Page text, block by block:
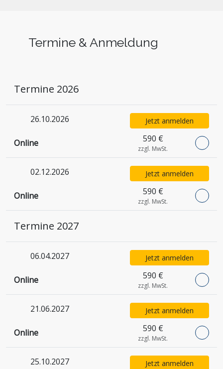
Termine & Anmeldung
Termine 2026
26.10.2026
Online 590 €
zzgl. MwSt.
Jetzt anmelden
02.12.2026
Online 590 €
zzgl. MwSt.
Jetzt anmelden
Termine 2027
06.04.2027
Online 590 €
zzgl. MwSt.
Jetzt anmelden
21.06.2027
Online 590 €
zzgl. MwSt.
Jetzt anmelden
25.10.2027 Jetzt anmelden